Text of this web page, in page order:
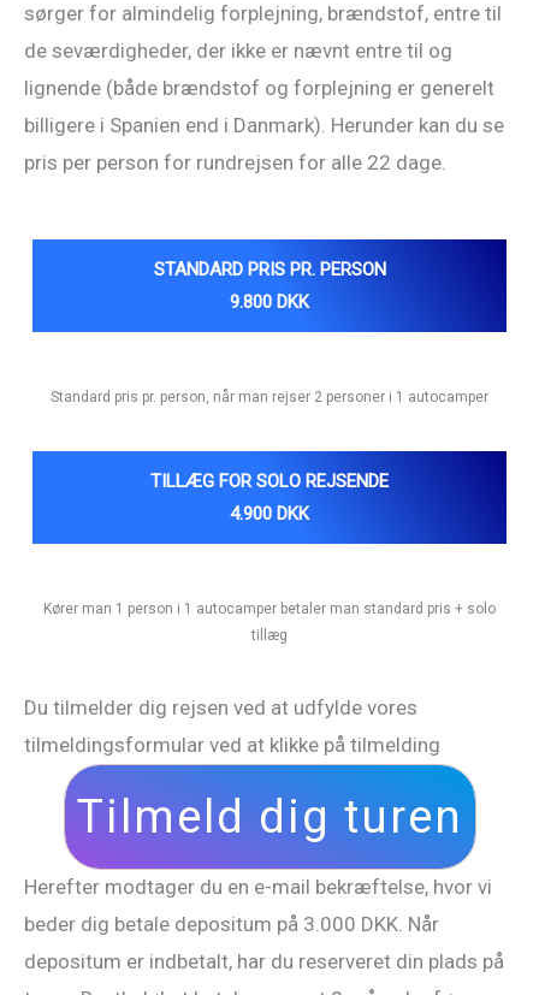
sørger for almindelig forplejning, brændstof, entre til
de seværdigheder, der ikke er nævnt entre til og
lignende (både brændstof og forplejning er generelt
billigere i Spanien end i Danmark). Herunder kan du se
pris per person for rundrejsen for alle 22 dage.
STANDARD PRIS PR. PERSON
9.800 DKK
Standard pris pr. person, når man rejser 2 personer i 1 autocamper
TILLÆG FOR SOLO REJSENDE
4.900 DKK
Kører man 1 person i 1 autocamper betaler man standard pris + solo
tillæg
Du tilmelder dig rejsen ved at udfylde vores
tilmeldingsformular ved at klikke på tilmelding
Tilmeld dig turen
Herefter modtager du en e-mail bekræftelse, hvor vi
beder dig betale depositum på 3.000 DKK. Når
depositum er indbetalt, har du reserveret din plads på